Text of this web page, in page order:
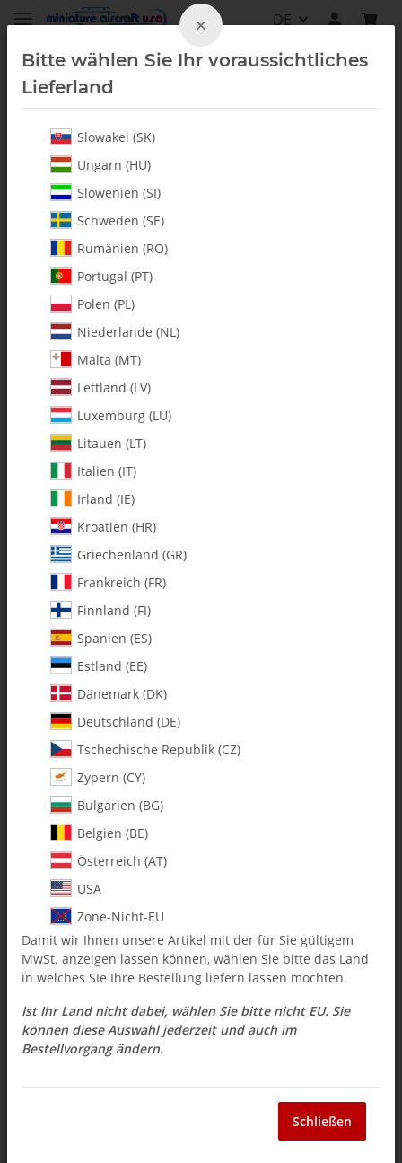
DE
Alle Artikel
120-28 Complete Clutch Unit
w/Std. Clutch
Artikelnummer:
Kategorie:Alle Artikel
120-28 Complete Clutch Unit w/Std. Clutch
$ 107.05
inkl. 19% USt. , zzgl.
Auswahl Steuerzone / Lieferland
Knapper Lagerbestand
abweichend)
Frage zum Artikel
×
Bitte wählen Sie Ihr voraussichtliches
Lieferland
Slowakei (SK)
Ungarn (HU)
Slowenien (SI)
Schweden (SE)
Rumänien (RO)
Portugal (PT)
Polen (PL)
Niederlande (NL)
Malta (MT)
Lettland (LV)
Luxemburg (LU)
Litauen (LT)
Italien (IT)
Irland (IE)
Kroatien (HR)
Griechenland (GR)
Frankreich (FR)
Finnland (FI)
Spanien (ES)
Estland (EE)
Dänemark (DK)
Deutschland (DE)
Tschechische Republik (CZ)
Zypern (CY)
Bulgarien (BG)
Belgien (BE)
Österreich (AT)
USA
Zone-Nicht-EU
Damit wir Ihnen unsere Artikel mit der für Sie gültigem
MwSt. anzeigen lassen können, wählen Sie bitte das Land
in welches SIe Ihre Bestellung liefern lassen möchten.
Ist Ihr Land nicht dabei, wählen Sie bitte nicht EU. Sie
können diese Auswahl jederzeit und auch im
Bestellvorgang ändern.
Schließen